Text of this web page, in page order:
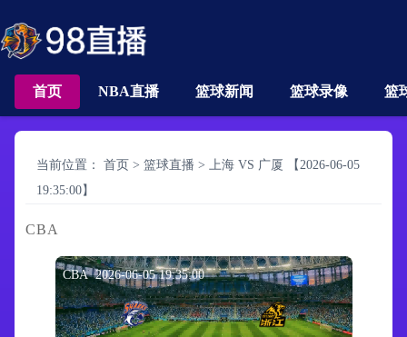
首页 NBA直播 篮球新闻 篮球录像 篮
当前位置： 首页 > 篮球直播 > 上海 VS 广厦 【2026-06-05
19:35:00】
CBA
CBA 2026-06-05 19:35:00